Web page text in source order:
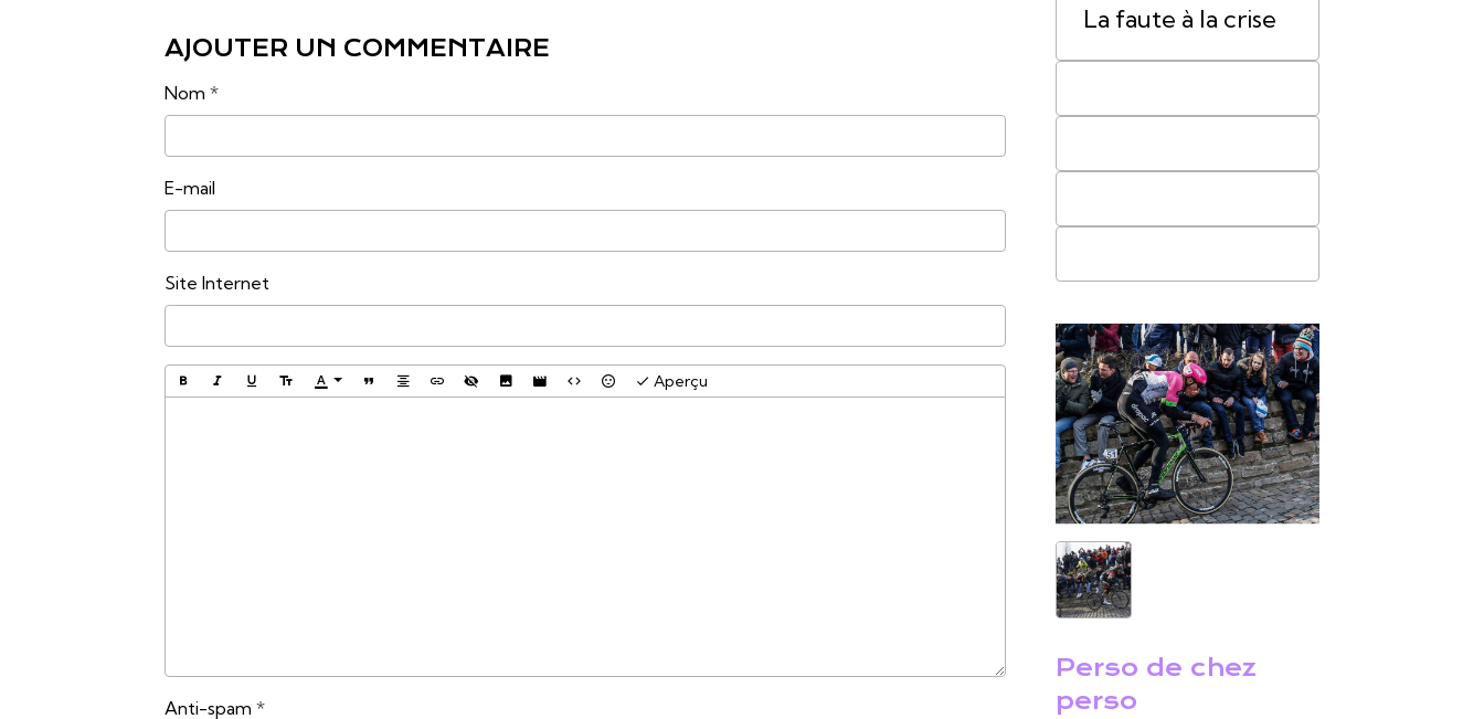
AJOUTER UN COMMENTAIRE
Nom
E-mail
Site Internet
Aperçu
Anti-spam
La faute à la crise
Perso de chez
perso